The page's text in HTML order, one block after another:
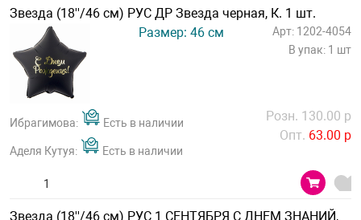
Звезда (18''/46 см) РУС ДР Звезда черная, К. 1 шт.
Размер: 46 см
Арт: 1202-4054
В упак: 1 шт
Ибрагимова: Есть в наличии
Аделя Кутуя: Есть в наличии
Розн. 130.00 р
Опт. 63.00 р
Звезда (18''/46 см) РУС 1 СЕНТЯБРЯ С ДНЕМ ЗНАНИЙ,